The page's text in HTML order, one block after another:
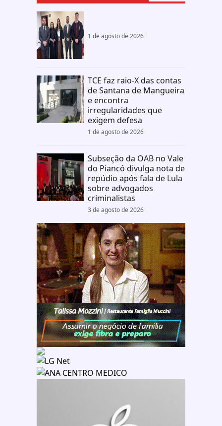
1 de agosto de 2026
TCE faz raio-X das contas
de Santana de Mangueira
e encontra
irregularidades que
exigem defesa
1 de agosto de 2026
Subseção da OAB no Vale
do Piancó divulga nota de
repúdio após fala de Lula
sobre advogados
criminalistas
3 de agosto de 2026